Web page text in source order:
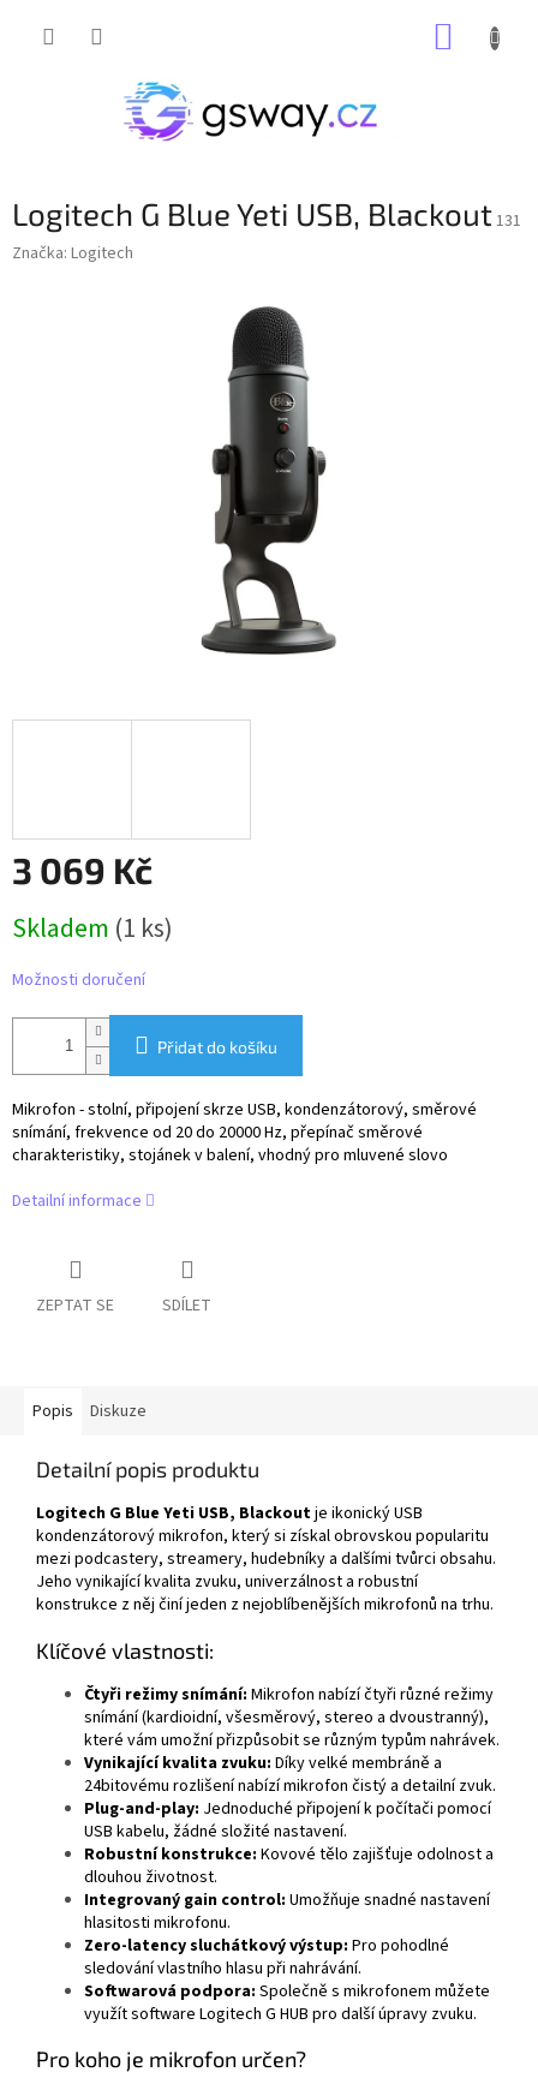
Logitech G Blue Yeti USB, Blackout131
Značka: Logitech
3 069 Kč
cena:
Skladem (1 ks)
Možnosti doručení
Přidat do košíku
Mikrofon - stolní, připojení skrze USB, kondenzátorový, směrové
snímání, frekvence od 20 do 20000 Hz, přepínač směrové
charakteristiky, stojánek v balení, vhodný pro mluvené slovo
Detailní informace
ZEPTAT SE SDÍLET
Popis Diskuze
Detailní popis produktu
Logitech G Blue Yeti USB, Blackoutje ikonický USB
kondenzátorový mikrofon, který si získal obrovskou popularitu
mezi podcastery, streamery, hudebníky a dalšími tvůrci obsahu.
Jeho vynikající kvalita zvuku, univerzálnost a robustní
konstrukce z něj činí jeden z nejoblíbenějších mikrofonů na trhu.
Klíčové vlastnosti:
Čtyři režimy snímání: Mikrofon nabízí čtyři různé režimy
snímání (kardioidní, všesměrový, stereo a dvoustranný),
které vám umožní přizpůsobit se různým typům nahrávek.
Vynikající kvalita zvuku: Díky velké membráně a
24bitovému rozlišení nabízí mikrofon čistý a detailní zvuk.
Plug-and-play: Jednoduché připojení k počítači pomocí
USB kabelu, žádné složité nastavení.
Robustní konstrukce: Kovové tělo zajišťuje odolnost a
dlouhou životnost.
Integrovaný gain control: Umožňuje snadné nastavení
hlasitosti mikrofonu.
Zero-latency sluchátkový výstup: Pro pohodlné
sledování vlastního hlasu při nahrávání.
Softwarová podpora: Společně s mikrofonem můžete
využít software Logitech G HUB pro další úpravy zvuku.
Pro koho je mikrofon určen?